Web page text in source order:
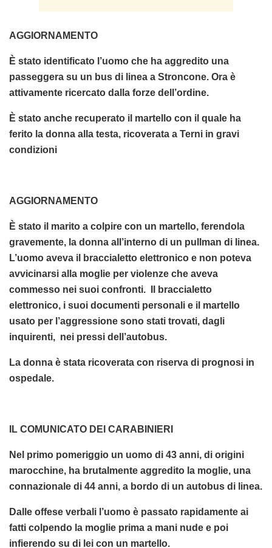
AGGIORNAMENTO
È stato identificato l’uomo che ha aggredito una
passeggera su un bus di linea a Stroncone. Ora è
attivamente ricercato dalla forze dell’ordine.
È stato anche recuperato il martello con il quale ha
ferito la donna alla testa, ricoverata a Terni in gravi
condizioni
AGGIORNAMENTO
È stato il marito a colpire con un martello, ferendola
gravemente, la donna all’interno di un pullman di linea.
L’uomo aveva il braccialetto elettronico e non poteva
avvicinarsi alla moglie per violenze che aveva
commesso nei suoi confronti. Il braccialetto
elettronico, i suoi documenti personali e il martello
usato per l’aggressione sono stati trovati, dagli
inquirenti, nei pressi dell’autobus.
La donna è stata ricoverata con riserva di prognosi in
ospedale.
IL COMUNICATO DEI CARABINIERI
Nel primo pomeriggio un uomo di 43 anni, di origini
marocchine, ha brutalmente aggredito la moglie, una
connazionale di 44 anni, a bordo di un autobus di linea.
Dalle offese verbali l’uomo è passato rapidamente ai
fatti colpendo la moglie prima a mani nude e poi
infierendo su di lei con un martello.